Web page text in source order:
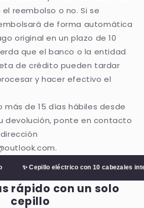
reembolso o no. Si se
de forma automática
original en un plazo de 10
que el banco o la entidad
de crédito pueden tardar
y hacer efectivo el
más de 15 días hábiles desde
devolución, ponte en contacto
✨ Cepillo eléctrico con 10 cabezales
rápido con un solo
cepillo